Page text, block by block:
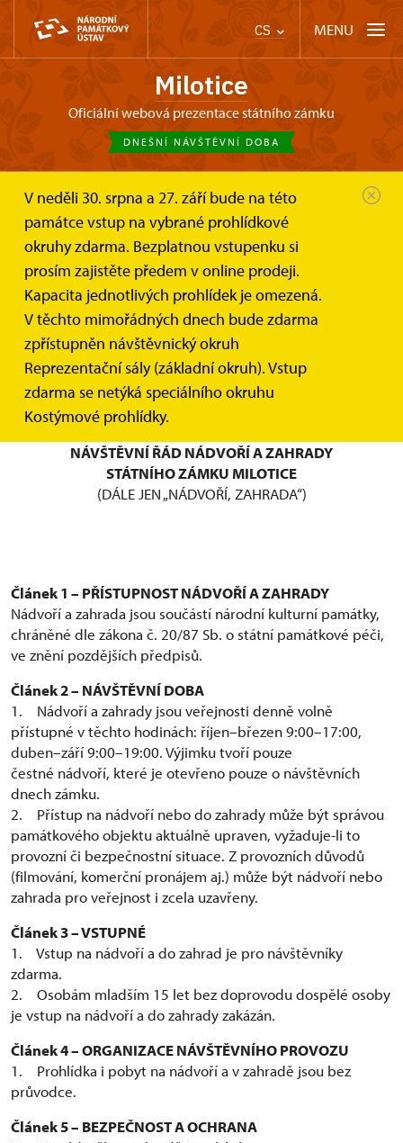
CS MENU
Milotice
oficiální webová prezentace státního zámku
DNEŠNÍ NÁVŠTĚVNÍ DOBA
V neděli 30. srpna a 27. září bude na této
památce vstup na vybrané prohlídkové
okruhy zdarma. Bezplatnou vstupenku si
prosím zajistěte předem v online prodeji.
Kapacita jednotlivých prohlídek je omezená.
V těchto mimořádných dnech bude zdarma
zpřístupněn návštěvnický okruh
Reprezentační sály (základní okruh). Vstup
zdarma se netýká speciálního okruhu
Kostýmové prohlídky.
Zámek Milotice
Informace pro návštěvníky
Návštěvní řád
Návštěvní řády státního zámku
Milotice
Zakoupením vstupenky potvrzuje návštěvník
seznámení se s tímto návštěvním řádem.
NÁRODNÍ PAMÁTKOVÝ ÚSTAV
ÚZEMNÍ PAMÁTKOVÁ SPRÁVA V KROMĚŘÍŽI
NÁVŠTĚVNÍ ŘÁD NÁDVOŘÍ A ZAHRADY
STÁTNÍHO ZÁMKU MILOTICE
(DÁLE JEN „NÁDVOŘÍ, ZAHRADA“)
Článek 1 – PŘÍSTUPNOST NÁDVOŘÍ A ZAHRADY
Nádvoří a zahrada jsou součástí národní kulturní památky,
chráněné dle zákona č. 20/87 Sb. o státní památkové péči,
ve znění pozdějších předpisů.
Článek 2 – NÁVŠTĚVNÍ DOBA
1. Nádvoří a zahrady jsou veřejnosti denně volně
přístupné v těchto hodinách: říjen–březen 9:00–17:00,
duben–září 9:00–19:00. Výjimku tvoří pouze
čestné nádvoří, které je otevřeno pouze o návštěvních
dnech zámku.
2. Přístup na nádvoří nebo do zahrady může být správou
památkového objektu aktuálně upraven, vyžaduje-li to
provozní či bezpečnostní situace. Z provozních důvodů
(filmování, komerční pronájem aj.) může být nádvoří nebo
zahrada pro veřejnost i zcela uzavřeny.
Článek 3 – VSTUPNÉ
1. Vstup na nádvoří a do zahrad je pro návštěvníky
zdarma.
2. Osobám mladším 15 let bez doprovodu dospělé osoby
je vstup na nádvoří a do zahrady zakázán.
Článek 4 – ORGANIZACE NÁVŠTĚVNÍHO PROVOZU
1. Prohlídka i pobyt na nádvoří a v zahradě jsou bez
průvodce.
Článek 5 – BEZPEČNOST A OCHRANA